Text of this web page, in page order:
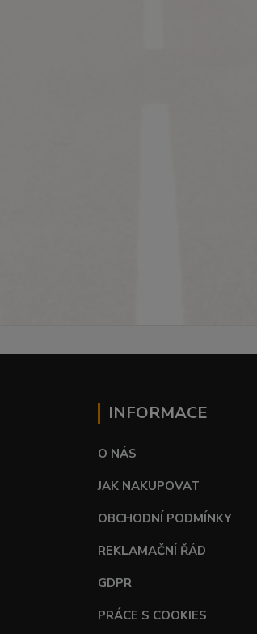
INFORMACE
O NÁS
JAK NAKUPOVAT
OBCHODNÍ PODMÍNKY
REKLAMAČNÍ ŘÁD
GDPR
PRÁCE S COOKIES